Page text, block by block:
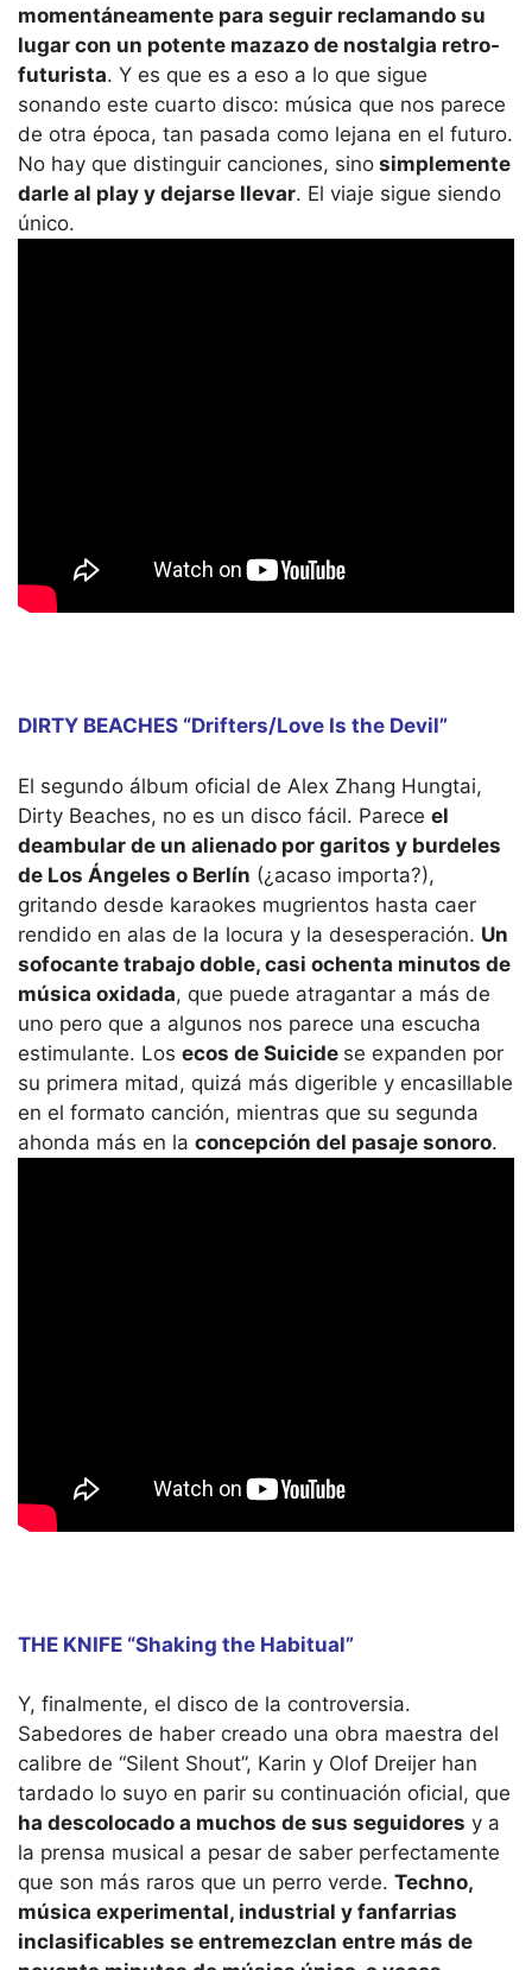
momentáneamente para seguir reclamando su
lugar con un potente mazazo de nostalgia retro-
futurista. Y es que es a eso a lo que sigue
sonando este cuarto disco: música que nos parece
de otra época, tan pasada como lejana en el futuro.
No hay que distinguir canciones, sino simplemente
darle al play y dejarse llevar. El viaje sigue siendo
único.
DIRTY BEACHES “Drifters/Love Is the Devil”
El segundo álbum oficial de Alex Zhang Hungtai,
Dirty Beaches, no es un disco fácil. Parece el
deambular de un alienado por garitos y burdeles
de Los Ángeles o Berlín (¿acaso importa?),
gritando desde karaokes mugrientos hasta caer
rendido en alas de la locura y la desesperación. Un
sofocante trabajo doble, casi ochenta minutos de
música oxidada, que puede atragantar a más de
uno pero que a algunos nos parece una escucha
estimulante. Los ecos de Suicide se expanden por
su primera mitad, quizá más digerible y encasillable
en el formato canción, mientras que su segunda
ahonda más en la concepción del pasaje sonoro.
THE KNIFE “Shaking the Habitual”
Y, finalmente, el disco de la controversia.
Sabedores de haber creado una obra maestra del
calibre de “Silent Shout”, Karin y Olof Dreijer han
tardado lo suyo en parir su continuación oficial, que
ha descolocado a muchos de sus seguidores y a
la prensa musical a pesar de saber perfectamente
que son más raros que un perro verde. Techno,
música experimental, industrial y fanfarrias
inclasificables se entremezclan entre más de